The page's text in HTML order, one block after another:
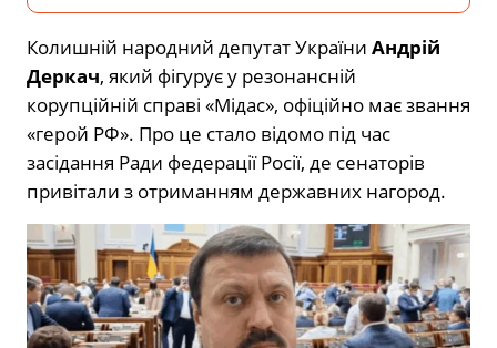
Колишній народний депутат України Андрій
Деркач, який фігурує у резонансній
корупційній справі «Мідас», офіційно має звання
«герой РФ». Про це стало відомо під час
засідання Ради федерації Росії, де сенаторів
привітали з отриманням державних нагород.